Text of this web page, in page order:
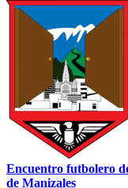
Encuentro futbolero
de Manizales